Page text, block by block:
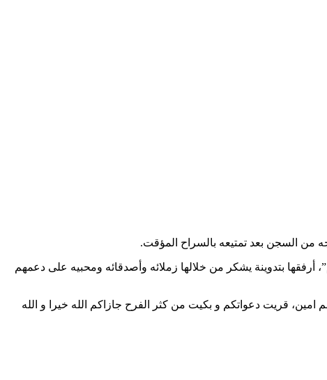
من السجن بعد تمتيعه بالسراح المؤقت.
بتدوينة يشكر من خلالها زملائه وأصدقائه ومحبيه على دعمهم
قريت دعواتكم و بكيت من كثر الفرح جازاكم الله خيرا و الله